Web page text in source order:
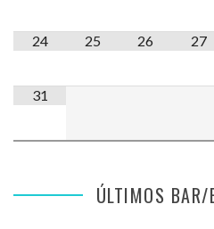
24 25 26 27
31
ÚLTIMOS